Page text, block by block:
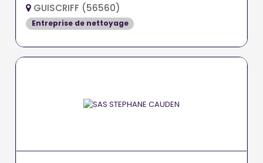
GUISCRIFF (56560)
Entreprise de nettoyage